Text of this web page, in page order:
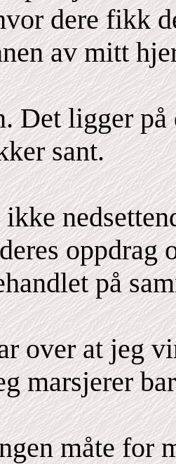
dere fikk
av mitt
Det ligger
sant.
oppdrag
på
over at jeg
marsjerer
måte for